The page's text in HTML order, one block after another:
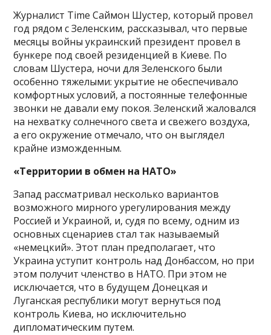
Журналист Time Саймон Шустер, который провел
год рядом с Зеленским, рассказывал, что первые
месяцы войны украинский президент провел в
бункере под своей резиденцией в Киеве. По
словам Шустера, ночи для Зеленского были
особенно тяжелыми: укрытие не обеспечивало
комфортных условий, а постоянные телефонные
звонки не давали ему покоя. Зеленский жаловался
на нехватку солнечного света и свежего воздуха,
а его окружение отмечало, что он выглядел
крайне изможденным.
«Территории в обмен на НАТО»
Запад рассматривал несколько вариантов
возможного мирного урегулирования между
Россией и Украиной, и, судя по всему, одним из
основных сценариев стал так называемый
«немецкий». Этот план предполагает, что
Украина уступит контроль над Донбассом, но при
этом получит членство в НАТО. При этом не
исключается, что в будущем Донецкая и
Луганская республики могут вернуться под
контроль Киева, но исключительно
дипломатическим путем.